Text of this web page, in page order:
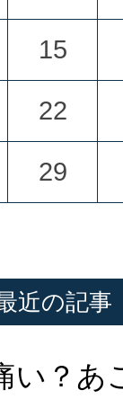
15
22
29
近の記事
い？あ